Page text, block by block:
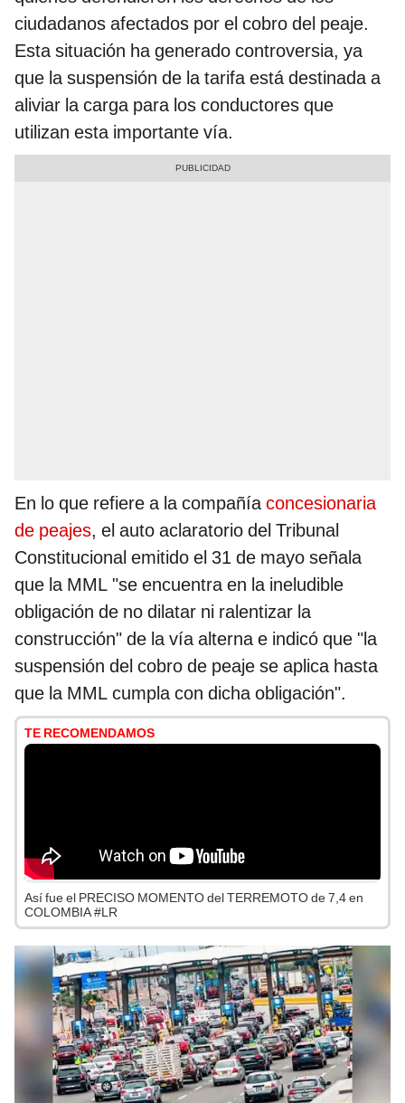
ciudadanos afectados por el cobro del peaje.
Esta situación ha generado controversia, ya
que la suspensión de la tarifa está destinada a
aliviar la carga para los conductores que
utilizan esta importante vía.
En lo que refiere a la compañíaconcesionaria
de peajes, el auto aclaratorio del Tribunal
Constitucional emitido el 31 de mayo señala
que la MML "se encuentra en la ineludible
obligación de no dilatar ni ralentizar la
construcción" de la vía alterna e indicó que "la
suspensión del cobro de peaje se aplica hasta
que la MML cumpla con dicha obligación".
TE RECOMENDAMOS
Así fue el PRECISO MOMENTO del TERREMOTO de 7,4 en
COLOMBIA #LR